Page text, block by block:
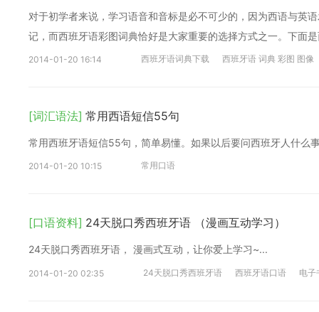
对于初学者来说，学习语音和音标是必不可少的，因为西语与英
记，而西班牙语彩图词典恰好是大家重要的选择方式之一。下面
2014-01-20 16:14 西班牙语词典下载 西班牙语 词典 彩图 图像
[词汇语法] 常用西语短信55句
常用西班牙语短信55句，简单易懂。如果以后要问西班牙人什么
2014-01-20 10:15 常用口语
[口语资料] 24天脱口秀西班牙语 （漫画互动学习）
24天脱口秀西班牙语， 漫画式互动，让你爱上学习~...
2014-01-20 02:35 24天脱口秀西班牙语 西班牙语口语 电子